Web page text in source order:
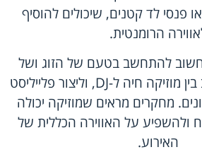
פנסי לד קטנים, שיכולים להוסיף
הרומנטית.
להתחשב בטעם של הזוג ושל
האורחים. ניתן לשלב בין מוזיקה חיה ל-DJ, וליצור פלייליסט
מחקרים מראים שמוזיקה יכולה
ולהשפיע על האווירה הכללית של
האירוע.